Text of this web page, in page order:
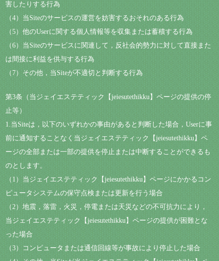
害したりする行為
（4）当Siteのサービスの運営を妨害するおそれのある行為
（5）他のUserに関する個人情報等を収集または蓄積する行為
（6）当Siteのサービスに関連して，反社会的勢力に対して直接また
は間接に利益を供与する行為
（7）その他，当Siteが不適切と判断する行為
第3条（当ジェイエステティック【jeiesutethikku】ページの提供の停
止等）
1.当Siteは，以下のいずれかの事由があると判断した場合，Userに事
前に通知することなく当ジェイエステティック【jeiesutethikku】ペ
ージの全部または一部の提供を停止または中断することができるも
のとします。
（1）当ジェイエステティック【jeiesutethikku】ページにかかるコン
ピュータシステムの保守点検または更新を行う場合
（2）地震，落雷，火災，停電または天災などの不可抗力により，
当ジェイエステティック【jeiesutethikku】ページの提供が困難とな
った場合
（3）コンピュータまたは通信回線等が事故により停止した場合